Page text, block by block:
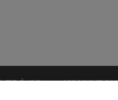
TRÓJKI KONKURSY